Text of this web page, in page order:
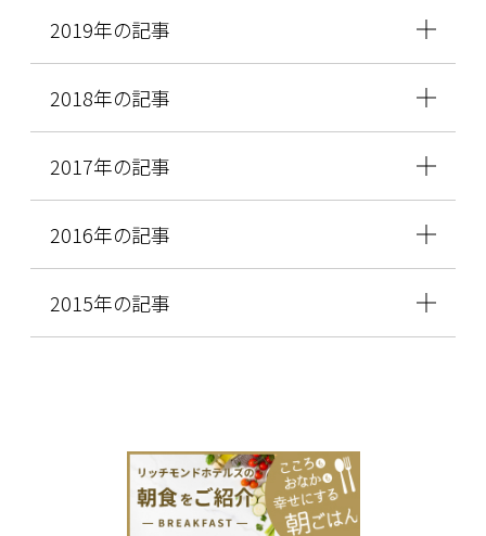
2019年の記事
2018年の記事
2017年の記事
2016年の記事
2015年の記事